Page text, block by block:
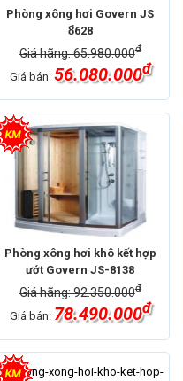
Phòng xông hơi Govern JS
8̉628
Giá hãng: 65.980.000đ
Giá bán: 56.080.000đ
Phòng xông hơi khô kết hợp
ướt Govern JS-8138
Giá hãng: 92.350.000đ
Giá bán: 78.490.000đ